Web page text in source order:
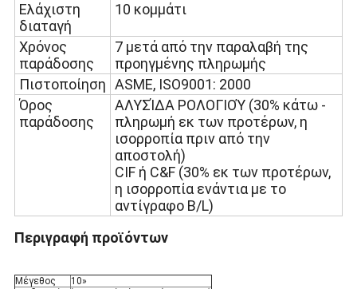
Ελάχιστη
διαταγή
10 κομμάτι
Χρόνος
παράδοσης
7 μετά από την παραλαβή της
προηγμένης πληρωμής
Πιστοποίηση ASME, ISO9001: 2000
Όρος
παράδοσης
ΑΛΥΣΊΔΑ ΡΟΛΟΓΙΟΎ (30% κάτω -
πληρωμή εκ των προτέρων, η
ισορροπία πριν από την
αποστολή)
CIF ή C&F (30% εκ των προτέρων,
η ισορροπία ενάντια με το
αντίγραφο B/L)
Περιγραφή προϊόντων
Μέγεθος
10»